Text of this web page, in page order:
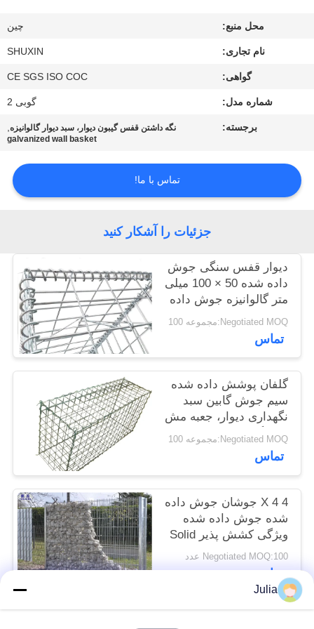
کیفیت
اخبار
قیمت
نقشه
سایت
حریم
خصوصی
محل منبع: چين
نام تجاری: SHUXIN
گواهی: CE SGS ISO COC
شماره مدل: گوبی 2
برجسته: نگه داشتن قفس گیبون دیوار، سبد دیوار گالوانیزه,
galvanized wall basket
تماس با ما!
جزئیات را آشکار کنید
دیوار قفس سنگی جوش
داده شده 50 × 100 میلی
متر گالوانیزه جوش داده
شده
Negotiated MOQ:مجموعه 100
تماس
گلفان پوشش داده شده
سیم جوش گابین سبد
نگهداری دیوار، جعبه مش
سیم گابون
Negotiated MOQ:مجموعه 100
تماس
4 X 4 جوشان جوش داده
شده جوش داده شده
ویژگی کشش پذیر Solid
Recyclable
Negotiated MOQ:100 عدد
تماس
Julia